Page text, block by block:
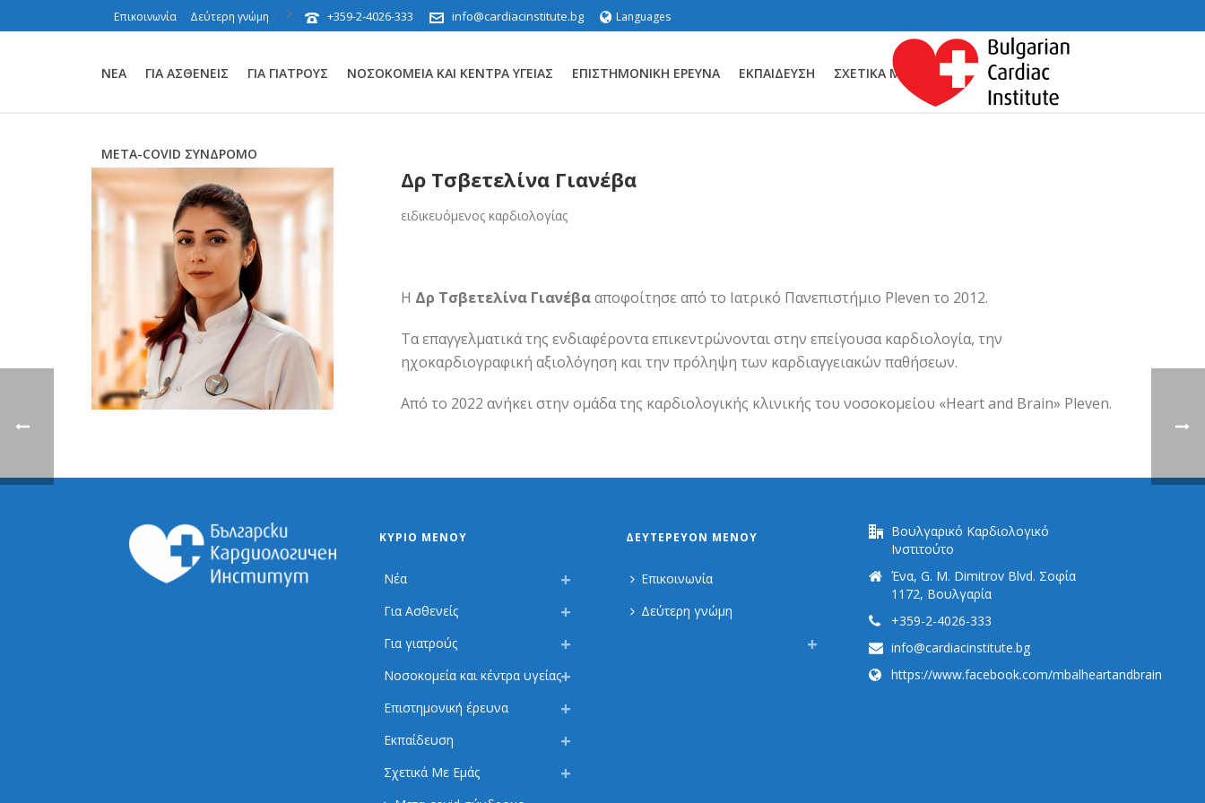
Επικοινωνία Δεύτερη γνώμη +359-2-4026-333 info@cardiacinstitute.bg Languages
ΝΈΑ ΓΙΑ ΑΣΘΕΝΕΊΣ ΓΙΑ ΓΙΑΤΡΟΎΣ ΝΟΣΟΚΟΜΕΊΑ ΚΑΙ ΚΈΝΤΡΑ ΥΓΕΊΑΣ ΕΠΙΣΤΗΜΟΝΙΚΉ ΈΡΕΥΝΑ ΕΚΠΑΊΔΕΥΣΗ ΣΧΕΤΙΚΆ ΜΕ ΕΜΆΣ
ΜΕΤΑ-COVID ΣΎΝΔΡΟΜΟ
Δρ Τσβετελίνα Γιανέβα
ειδικευόμενος καρδιολογίας
Η Δρ Τσβετελίνα Γιανέβααποφοίτησε από το Ιατρικό Πανεπιστήμιο Pleven το 2012.
Τα επαγγελματικά της ενδιαφέροντα επικεντρώνονται στην επείγουσα καρδιολογία, την
ηχοκαρδιογραφική αξιολόγηση και την πρόληψη των καρδιαγγειακών παθήσεων.
Από το 2022 ανήκει στην ομάδα της καρδιολογικής κλινικής του νοσοκομείου «Heart and Brain» Pleven.
ΚΎΡΙΟ ΜΕΝΟΎ
Νέα
Για Ασθενείς
Για γιατρούς
Νοσοκομεία και κέντρα υγείας
Επιστημονική έρευνα
Εκπαίδευση
Σχετικά Με Εμάς
ΔΕΥΤΕΡΕΎΟΝ ΜΕΝΟΎ
Επικοινωνία
Δεύτερη γνώμη
Βουλγαρικό Καρδιολογικό
Ινστιτούτο
Ένα, G. M. Dimitrov Blvd. Σοφία
1172, Βουλγαρία
+359-2-4026-333
info@cardiacinstitute.bg
https://www.facebook.com/mbalheartandbrain